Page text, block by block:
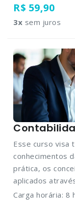
R$ 59,90
3x sem juros
Esse curso visa
conhecimentos
prática, os
aplicados
Carga horária: 8